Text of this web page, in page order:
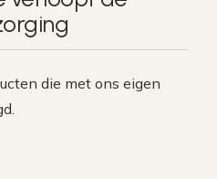
die met ons eigen